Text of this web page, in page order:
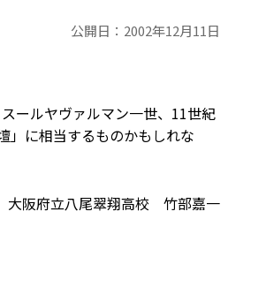
公開日： 2002年12月11日
ールヤヴァルマン一世、11世紀
」に相当するものかもしれな
大阪府立八尾翠翔高校 竹部嘉一